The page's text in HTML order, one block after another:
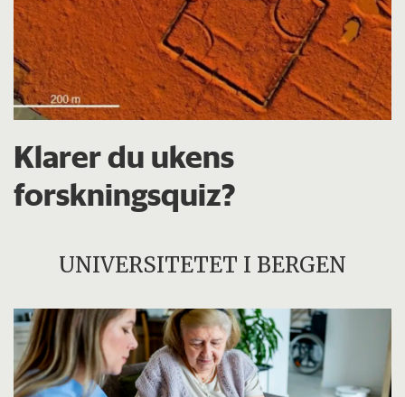
Klarer du ukens
forskningsquiz?
UNIVERSITETET I BERGEN